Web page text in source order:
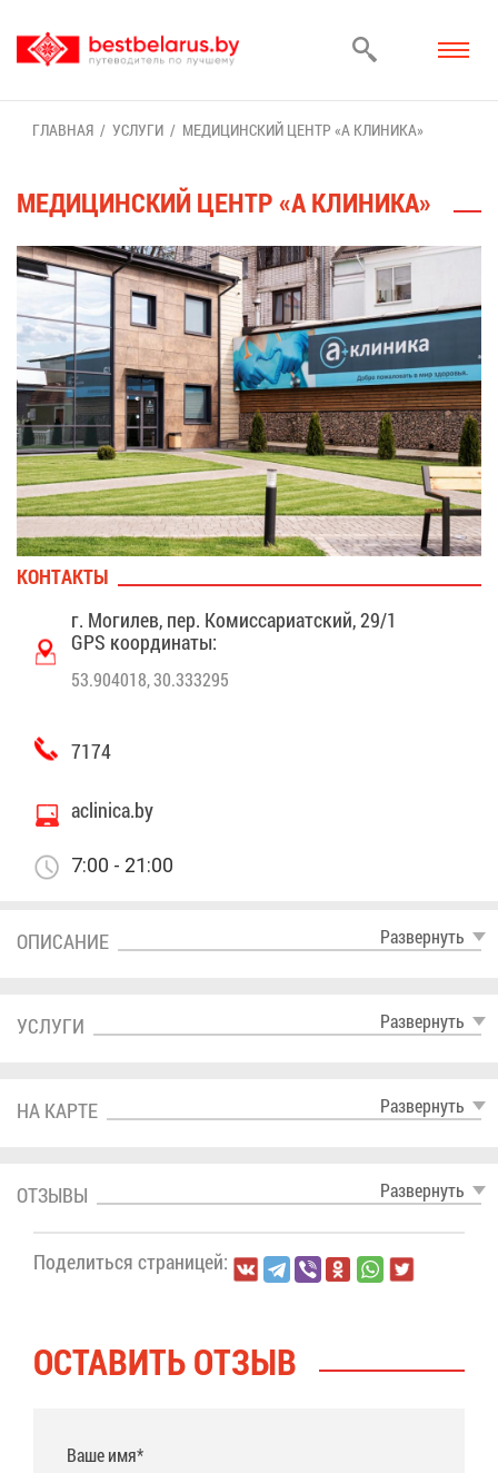
ГЛАВ­НАЯ УСЛУ­ГИ МЕ­ДИ­ЦИН­СКИЙ ЦЕНТР «А КЛИ­НИ­КА»
МЕ­ДИ­ЦИН­СКИЙ ЦЕНТР «А КЛИ­НИ­КА»
КОН­ТАК­ТЫ
г. Мо­ги­лев, пер. Ко­мис­са­ри­ат­ский, 29/1
GPS ко­ор­ди­на­ты:
53.904018, 30.333295
7174
aclinica.by
7:00 - 21:00
Раз­вер­нуть
ОПИ­СА­НИЕ
Раз­вер­нуть
УСЛУ­ГИ
Раз­вер­нуть
НА КАР­ТЕ
Раз­вер­нуть
ОТ­ЗЫ­ВЫ
По­де­лить­ся стра­ни­цей:
ОСТА­ВИТЬ ОТ­ЗЫВ
Ваше имя*